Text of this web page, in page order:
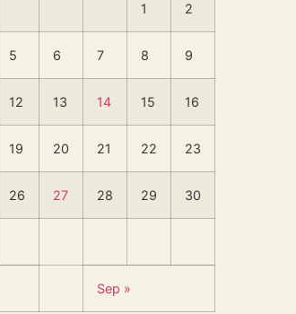
1 2
5 6 7 8 9
12 13 14 15 16
19 20 21 22 23
26 27 28 29 30
Sep »